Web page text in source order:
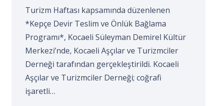
Turizm Haftası kapsamında düzenlenen
*Kepçe Devir Teslim ve Önlük Bağlama
Programı*, Kocaeli Süleyman Demirel Kültür
Merkezi’nde, Kocaeli Aşçılar ve Turizmciler
Derneği tarafından gerçekleştirildi. Kocaeli
Aşçılar ve Turizmciler Derneği; coğrafi
işaretli…